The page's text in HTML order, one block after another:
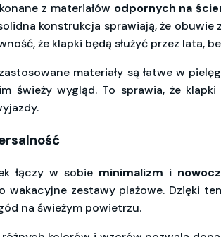
z materiałów odpornych na
konstrukcja sprawiają, że
że klapki będą służyć przez lata,
materiały są łatwe w
świeży wygląd. To sprawia, że
łączy w sobie minimalizm i
wakacyjne zestawy plażowe. Dzięki
na świeżym powietrzu.